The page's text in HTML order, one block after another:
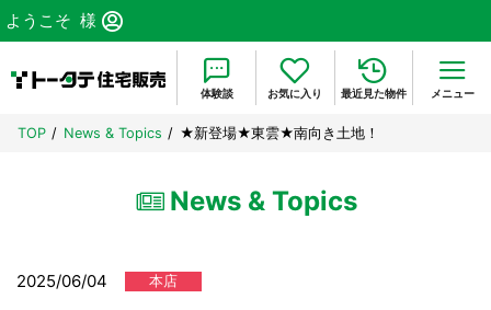
ようこそ 様
体験談 お気に入り 最近見た物件 メニュー
TOP News & Topics ★新登場★東雲★南向き土地！
News & Topics
2025/06/04 本店